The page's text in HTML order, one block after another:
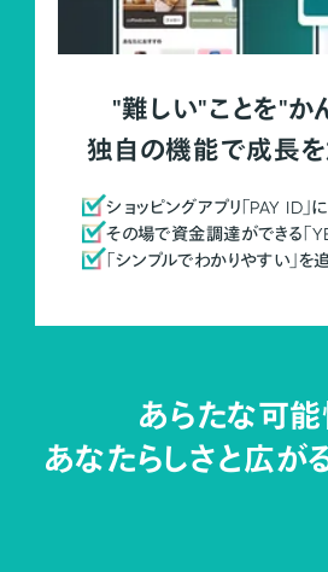
"難しい"ことを"か
独自の機能で成長を
ショッピングアプリ「PAY ID」
その場で資金調達ができる「
「シンプルでわかりやすい」
あらたな可能
あなたらしさと広が